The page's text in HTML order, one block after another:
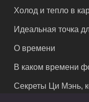
Холод и тепло в
Идеальная точка
О времени
В каком времени
Секреты Ци Мэнь,